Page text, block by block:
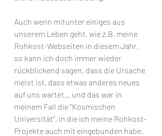
Auch wenn mitunter einiges aus
unserem Leben geht, wie z.B. meine
Rohkost-Webseiten in diesem Jahr,
so kann ich doch immer wieder
rückblickend sagen, dass die Ursache
meist ist, dass etwas anderes neues
auf uns wartet... und das war in
meinem Fall die "Kosmischen
Universität", in die ich meine Rohkost-
Projekte auch mit eingebunden habe.